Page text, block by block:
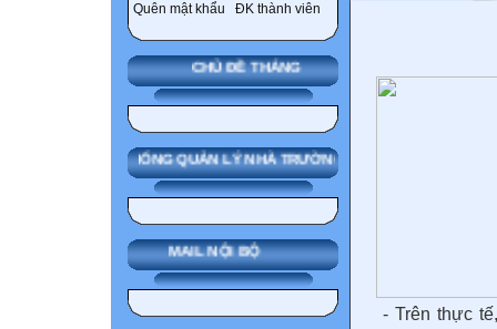
Quên mật khẩu ĐK thành viên
CHỦ ĐỀ THÁNG
SMAS HỆ THỐNG QUẢN LÝ NHÀ TRƯỜNG
MAIL NỘI BỘ
- Trên thực